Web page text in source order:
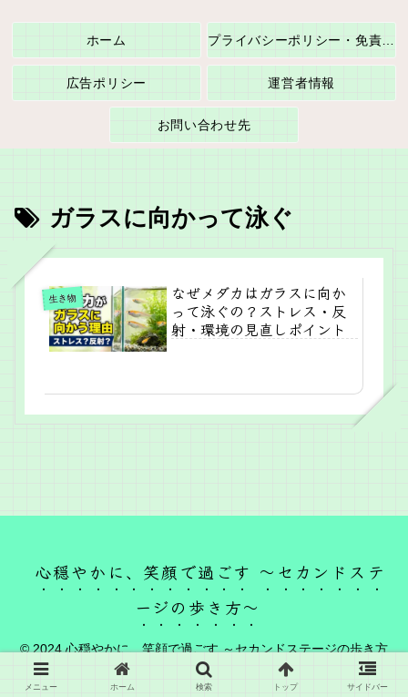
ホーム
広告ポリシー 運営者情報
お問い合わせ先
ガラスに向かって泳ぐ
生き物
なぜメダカはガラスに向か
って泳ぐの？ストレス・反
射・環境の見直しポイント
心穏やかに、笑顔で過ごす ～セカンドステ
ージの歩き方～
© 2024 心穏やかに、笑顔で過ごす ～セカンドステージの歩き方
～.
メニュー ホーム 検索 トップ サイドバー